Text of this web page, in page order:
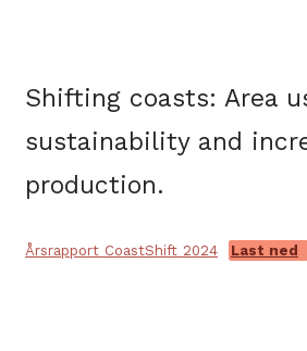
Shifting coasts: Area
sustainability and
production.
Årsrapport CoastShift 2024 Last ned